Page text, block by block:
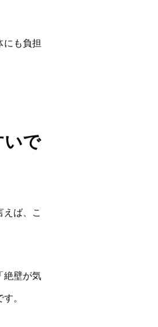
にも負担
いで
ば、こ
絶壁が気
。